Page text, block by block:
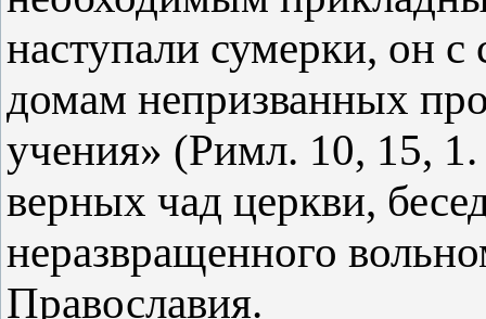
наступали сумерки, он
домам непризванных
учения» (Римл. 10, 15,
верных чад церкви,
неразвращенного
Православия.